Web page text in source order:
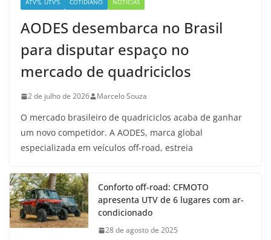
ATV'S, UTV'S COTIDIANO NOTÍCIAS
AODES desembarca no Brasil
para disputar espaço no
mercado de quadriciclos
2 de julho de 2026 Marcelo Souza
O mercado brasileiro de quadriciclos acaba de ganhar
um novo competidor. A AODES, marca global
especializada em veículos off-road, estreia
Conforto off-road: CFMOTO
apresenta UTV de 6 lugares com ar-
condicionado
28 de agosto de 2025